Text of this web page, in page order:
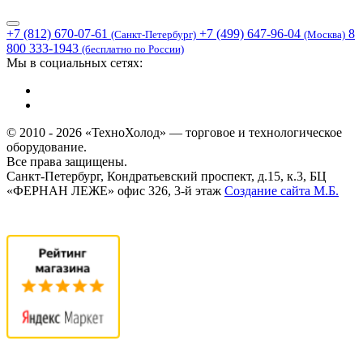
+7 (812) 670-07-61 (Санкт-Петербург) +7 (499) 647-96-04 (Москва) 8
800 333-1943 (бесплатно по России)
Мы в социальных сетях:
© 2010 - 2026 «ТехноХолод» — торговое и технологическое
оборудование.
Все права защищены.
Санкт-Петербург, Кондратьевский проспект, д.15, к.3, БЦ
«ФЕРНАН ЛЕЖЕ» офис 326, 3-й этаж Создание сайта М.Б.